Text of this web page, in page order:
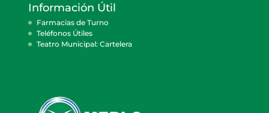
Información Útil
Farmacias de Turno
Teléfonos Útiles
Teatro Municipal: Cartelera